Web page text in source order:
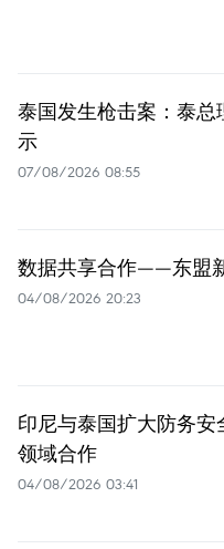
泰国发生枪击案：泰总
示
07/08/2026 08:55
数据共享合作——东盟
04/08/2026 20:23
印尼与泰国扩大防务安
领域合作
04/08/2026 03:41